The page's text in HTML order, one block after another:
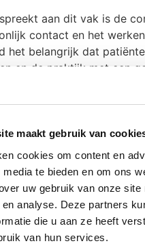
maakt gebruik van
cookies om content en
te bieden en om ons
uw gebruik van onze
analyse. Deze partners
die u aan ze heeft
van hun services.
aan dit vak is de
contact en het
het belangrijk dat
en de praktijk met een
van nieuwe plekken
Ook sport ik graag.
week aanwezig in
het teamoverzicht